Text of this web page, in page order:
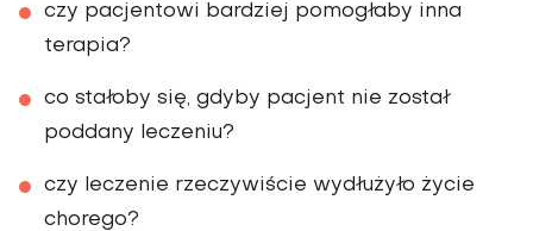
czy pacjentowi bardziej pomogłaby inna
terapia?
co stałoby się, gdyby pacjent nie został
poddany leczeniu?
czy leczenie rzeczywiście wydłużyło życie
chorego?